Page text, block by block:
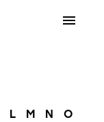
L M N O